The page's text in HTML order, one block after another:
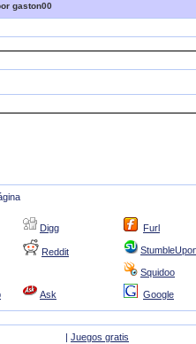
gaston00
Digg Furl
Reddit
Squidoo
Ask Google
| Juegos gratis